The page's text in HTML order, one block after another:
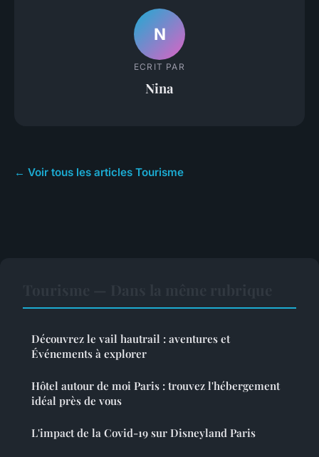
N
ECRIT PAR
Nina
← Voir tous les articles Tourisme
Découvrez le vail hautrail : aventures et
Événements à explorer
Hôtel autour de moi Paris : trouvez l'hébergement
idéal près de vous
L'impact de la Covid-19 sur Disneyland Paris